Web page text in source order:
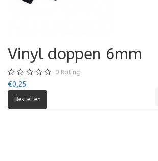
Vinyl doppen 6mm
0 Rating
€0,25